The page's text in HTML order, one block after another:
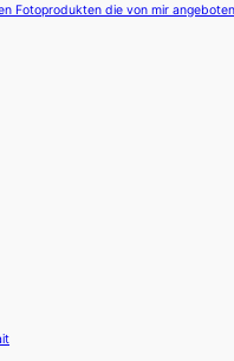
Fotoprodukten die von mir